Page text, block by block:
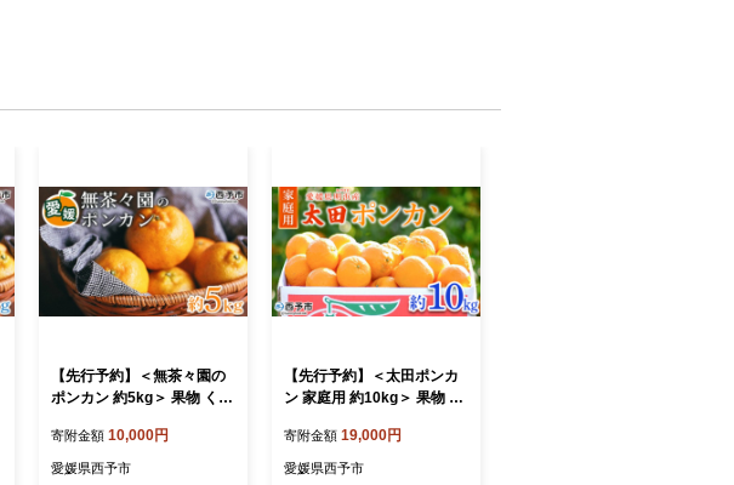
【先行予約】＜無茶々園の
ポンカン 約5kg＞ 果物 くだ
かん 蜜柑 柑橘類 かんきつ
旬 甘い 濃厚 新鮮 期間限定
寄附金額 10,000円
愛媛県西予市
【先行予約】＜太田ポンカ
ン 家庭用 約10kg＞ 果物 く
カン 柑橘 太田ぽんかん お
おたぽんかん オオタポンカ
寄附金額 19,000円
愛媛県西予市